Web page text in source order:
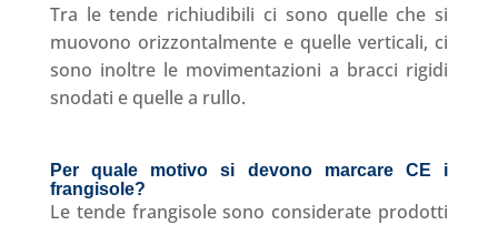
Tra le tende richiudibili ci sono quelle che si
muovono orizzontalmente e quelle verticali, ci
sono inoltre le movimentazioni a bracci rigidi
snodati e quelle a rullo.
Per quale motivo si devono marcare CE i
frangisole?
Le tende frangisole sono considerate prodotti